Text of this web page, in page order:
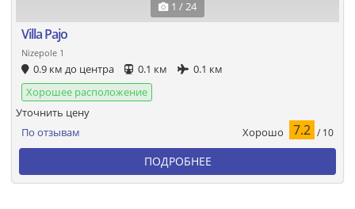
1 / 24
Villa Pajo
Nizepole 1
0.9 км до центра 0.1 км
0.1 км
Хорошее расположение
По отзывам Хорошо 7.2 / 10
Уточнить цену
ПОДРОБНЕЕ